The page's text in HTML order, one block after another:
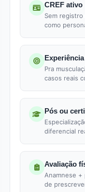
CREF ativo
Sem
como
Pra
casos reais
Pós ou
diferencial
Avaliação
Anamnese
de